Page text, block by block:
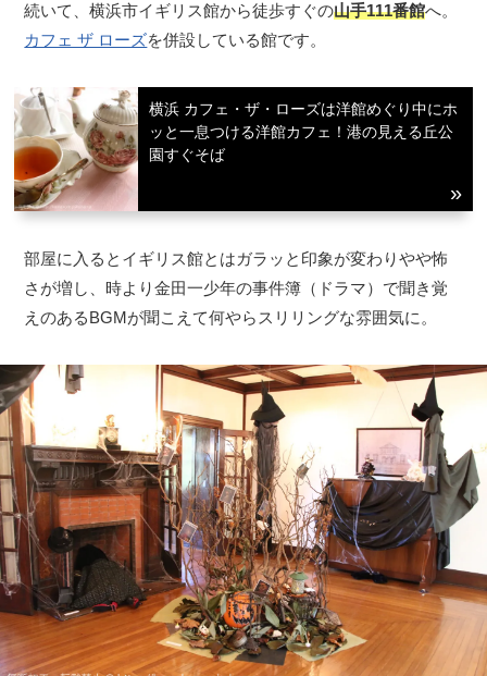
続いて、横浜市イギリス館から徒歩すぐの山手111番館へ。
カフェ ザ ローズを併設している館です。
横浜 カフェ・ザ・ローズは洋館めぐり中にホ
ッと一息つける洋館カフェ！港の見える丘公
園すぐそば
部屋に入るとイギリス館とはガラッと印象が変わりやや怖
さが増し、時より金田一少年の事件簿（ドラマ）で聞き覚
えのあるBGMが聞こえて何やらスリリングな雰囲気に。